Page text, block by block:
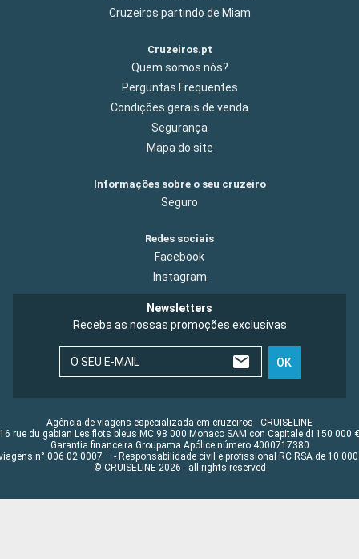
Cruzeiros partindo de Miam
Cruzeiros.pt
Quem somos nós?
Perguntas Frequentes
Condições gerais de venda
Segurança
Mapa do site
Informações sobre o seu cruzeiro
Seguro
Redes sociais
Facebook
Instagram
Newsletters
Receba as nossas promoções exclusivas
O SEU E-MAIL OK
Agência de viagens especializada em cruzeiros - CRUISELINE
16 rue du gabian Les flots bleus MC 98 000 Monaco SAM con Capitale di 150 000 €
Garantia financeira Groupama Apólice número 4000717380
n° 006 02 0007 – - Responsabilidade civil e profissional RC RSA de 10 000
© CRUISELINE 2026 - all rights reserved